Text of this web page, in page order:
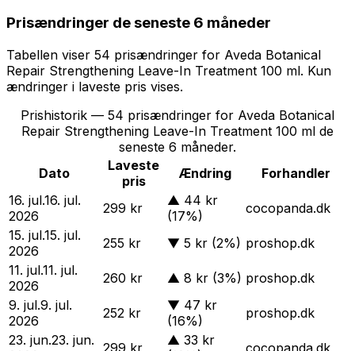
Prisændringer de seneste 6 måneder
Tabellen viser 54 prisændringer for Aveda Botanical
Repair Strengthening Leave-In Treatment 100 ml. Kun
ændringer i laveste pris vises.
Prishistorik — 54 prisændringer for Aveda Botanical
Repair Strengthening Leave-In Treatment 100 ml de
seneste 6 måneder.
Dato
Laveste
pris
Ændring
Forhandler
16. jul.16. jul.
2026
299 kr ▲ 44 kr
(17%)
cocopanda.dk
15. jul.15. jul.
2026
255 kr ▼ 5 kr (2%) proshop.dk
11. jul.11. jul.
2026
260 kr ▲ 8 kr (3%) proshop.dk
9. jul.9. jul.
2026
252 kr ▼ 47 kr
(16%)
proshop.dk
23. jun.23. jun. 299 kr ▲ 33 kr
cocopanda.dk